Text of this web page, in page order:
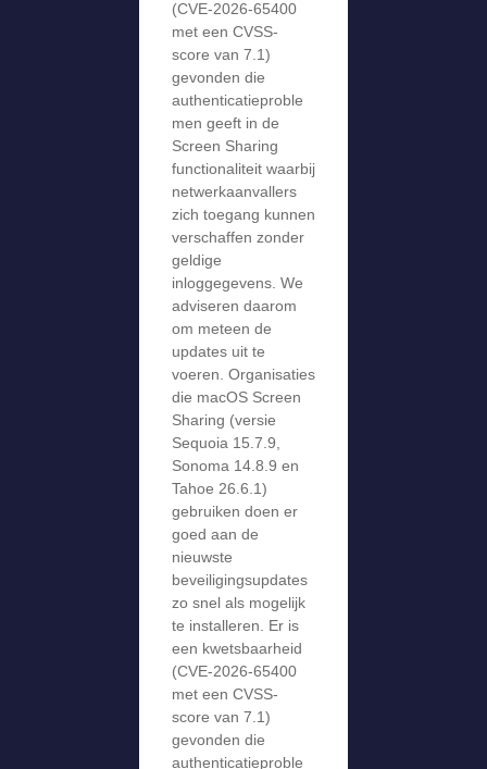
(CVE-2026-65400
met een CVSS-
score van 7.1)
gevonden die
authenticatieproble
men geeft in de
Screen Sharing
functionaliteit waarbij
netwerkaanvallers
zich toegang kunnen
verschaffen zonder
geldige
inloggegevens. We
adviseren daarom
om meteen de
updates uit te
voeren. Organisaties
die macOS Screen
Sharing (versie
Sequoia 15.7.9,
Sonoma 14.8.9 en
Tahoe 26.6.1)
gebruiken doen er
goed aan de
nieuwste
beveiligingsupdates
zo snel als mogelijk
te installeren. Er is
een kwetsbaarheid
(CVE-2026-65400
met een CVSS-
score van 7.1)
gevonden die
authenticatieproble